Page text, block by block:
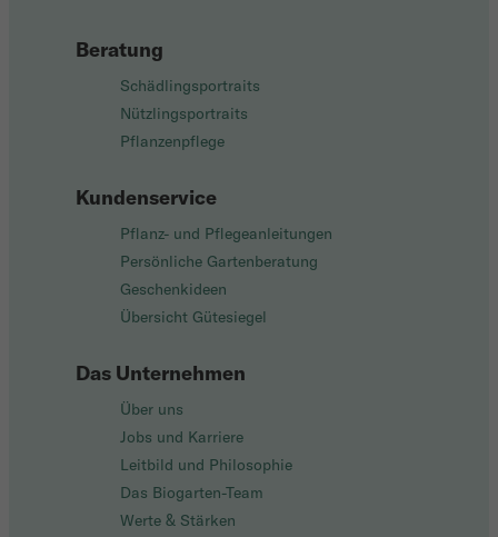
Beratung
Schädlingsportraits
Nützlingsportraits
Pflanzenpflege
Kundenservice
Pflanz- und Pflegeanleitungen
Persönliche Gartenberatung
Geschenkideen
Übersicht Gütesiegel
Das Unternehmen
Über uns
Jobs und Karriere
Leitbild und Philosophie
Das Biogarten-Team
Werte & Stärken